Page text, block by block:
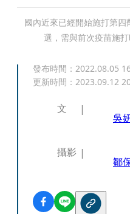
國內近來已經開始施打第四
選，需與前次疫苗施
發布時間： 2022.08.05
更新時間： 2023.09.12
文
吳
攝影
鄒